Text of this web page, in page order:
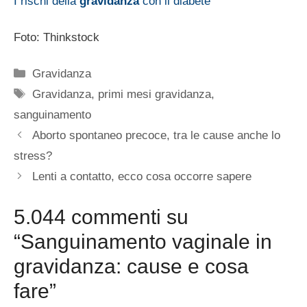
Foto: Thinkstock
Categorie
Gravidanza
Tag
Gravidanza, primi mesi gravidanza,
sanguinamento
Aborto spontaneo precoce, tra le cause anche lo
stress?
Lenti a contatto, ecco cosa occorre sapere
5.044 commenti su
“Sanguinamento vaginale in
gravidanza: cause e cosa
fare”